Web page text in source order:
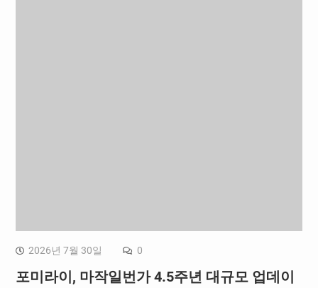
2026년 7월 30일 0
포미라이, 마작일번가 4.5주년 대규모 업데이